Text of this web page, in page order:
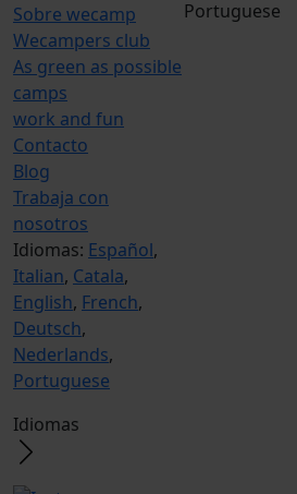
Sobre wecamp
Wecampers club
As green as possible
camps
work and fun
Contacto
Blog
Trabaja con
nosotros
Idiomas: Español,
Italian, Catala,
English, French,
Deutsch,
Nederlands,
Portuguese
Idiomas
Portuguese